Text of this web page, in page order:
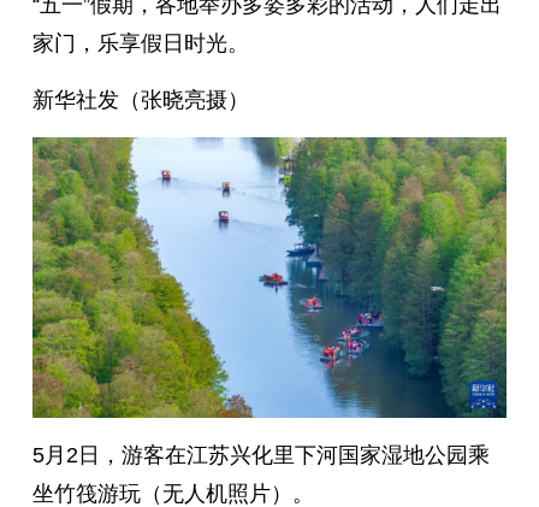
“五一”假期，各地举办多姿多彩的活动，人们走出
家门，乐享假日时光。
新华社发（张晓亮摄）
5月2日，游客在江苏兴化里下河国家湿地公园乘
坐竹筏游玩（无人机照片）。